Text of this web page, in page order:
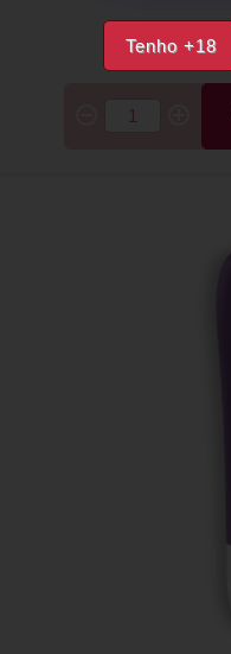
Tenho +18